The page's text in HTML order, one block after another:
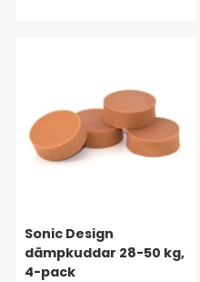
Sonic Design
dämpkuddar 28-50 kg,
4-pack